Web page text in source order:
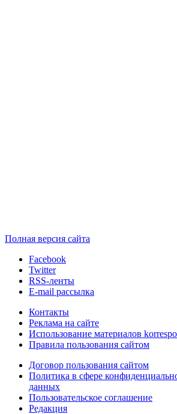
Полная версия сайта
Facebook
Twitter
RSS-ленты
E-mail рассылка
Контакты
Реклама на сайте
Использование материалов
Правила пользования сайтом
Договор пользования сайтом
Политика в сфере
данных
Пользовательское соглашение
Редакция